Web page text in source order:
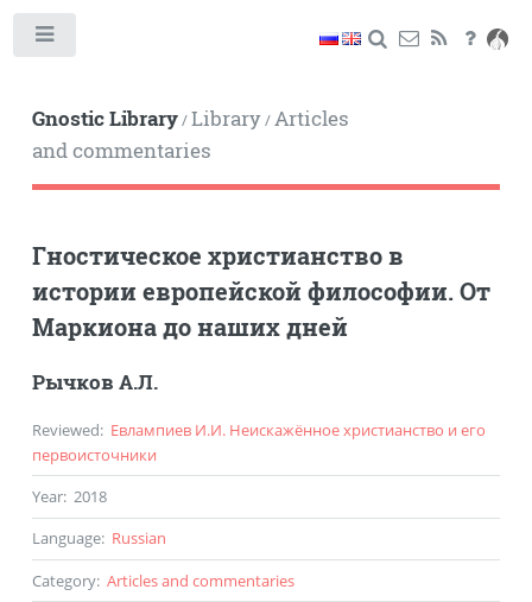
Gnostic Library/Library/Articles
and commentaries
Гностическое христианство в
истории европейской философии. От
Маркиона до наших дней
Рычков А.Л.
Reviewed: Евлампиев И.И. Неискажённое христианство и его
первоисточники
Year: 2018
Language: Russian
Category: Articles and commentaries